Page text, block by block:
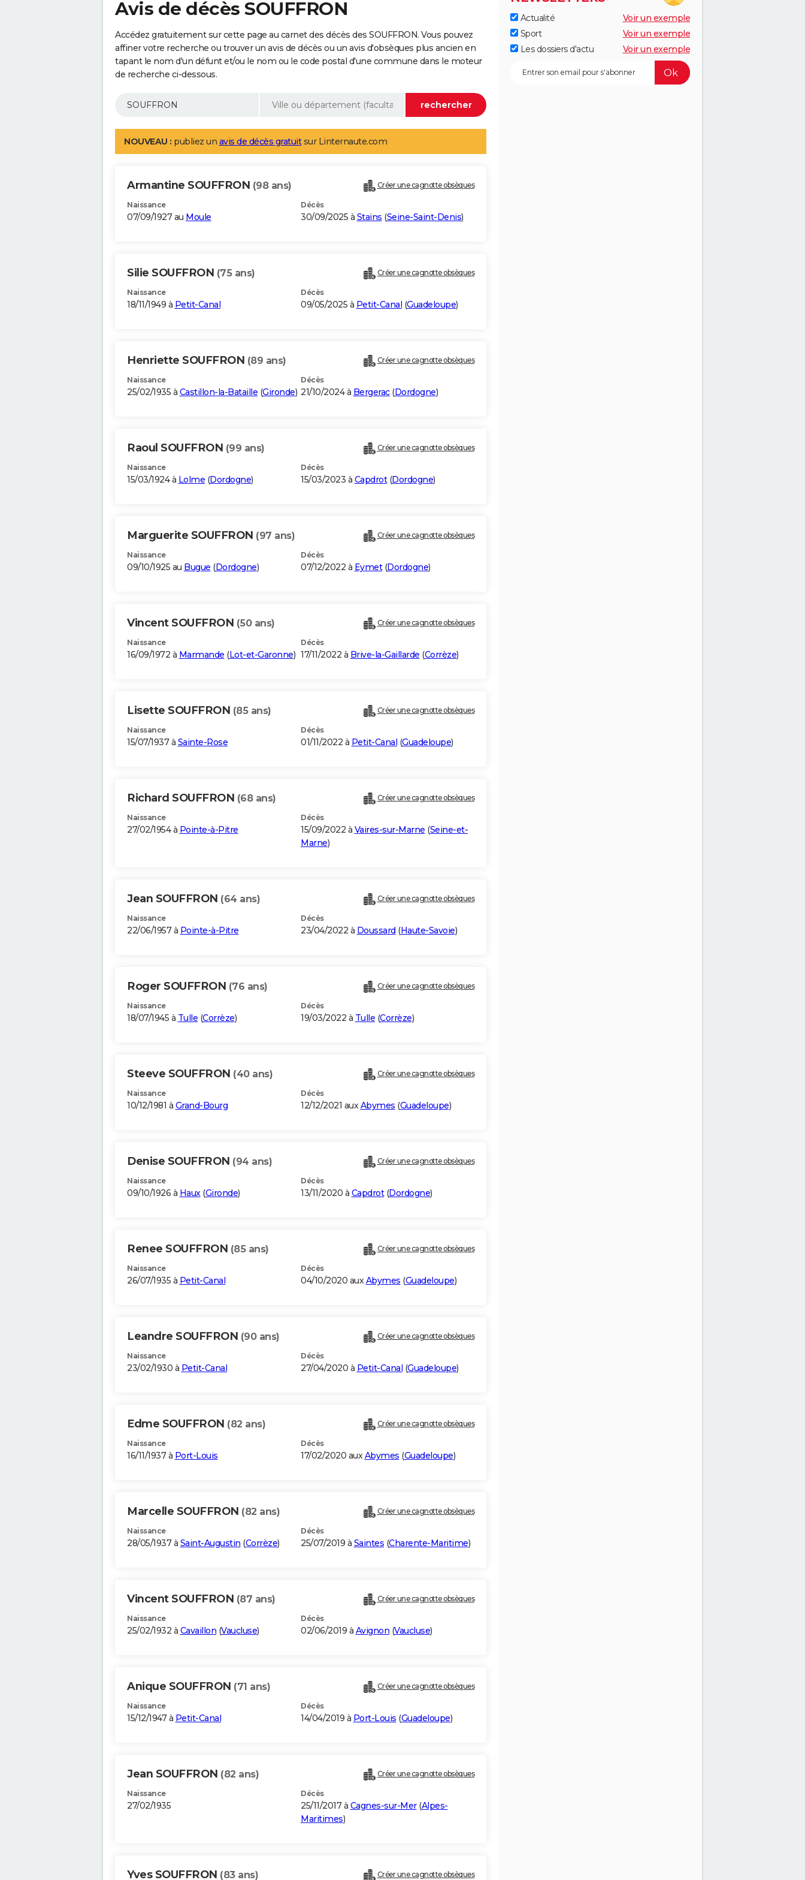
Avis de décès SOUFFRON
Accédez gratuitement sur cette page au carnet des décès des SOUFFRON. Vous pouvez
affiner votre recherche ou trouver un avis de décès ou un avis d'obsèques plus ancien en
tapant le nom d'un défunt et/ou le nom ou le code postal d'une commune dans le moteur
de recherche ci-dessous.
NOUVEAU : publiez un avis de décès gratuitsur Linternaute.com
Armantine SOUFFRON (98 ans) Créer une cagnotte obsèques
Naissance
07/09/1927 au Moule
Décès
30/09/2025 à Stains (Seine-Saint-Denis)
Silie SOUFFRON (75 ans) Créer une cagnotte obsèques
Naissance
18/11/1949 à Petit-Canal
Décès
09/05/2025 à Petit-Canal (Guadeloupe)
Henriette SOUFFRON (89 ans) Créer une cagnotte obsèques
Naissance
25/02/1935 à Castillon-la-Bataille (Gironde)
Décès
21/10/2024 à Bergerac(Dordogne)
Raoul SOUFFRON (99 ans) Créer une cagnotte obsèques
Naissance
15/03/1924 à Lolme (Dordogne)
Décès
15/03/2023 à Capdrot(Dordogne)
Marguerite SOUFFRON (97 ans) Créer une cagnotte obsèques
Naissance
09/10/1925 au Bugue (Dordogne)
Décès
07/12/2022 à Eymet(Dordogne)
Vincent SOUFFRON (50 ans) Créer une cagnotte obsèques
Naissance
16/09/1972 à Marmande (Lot-et-Garonne)
Décès
17/11/2022 à Brive-la-Gaillarde (Corrèze)
Lisette SOUFFRON (85 ans) Créer une cagnotte obsèques
Naissance
15/07/1937 à Sainte-Rose
Décès
01/11/2022 à Petit-Canal (Guadeloupe)
Richard SOUFFRON (68 ans) Créer une cagnotte obsèques
Naissance
27/02/1954 à Pointe-à-Pitre
Décès
15/09/2022 à Vaires-sur-Marne (Seine-et-
Marne)
Jean SOUFFRON (64 ans) Créer une cagnotte obsèques
Naissance
22/06/1957 à Pointe-à-Pitre
Décès
23/04/2022 à Doussard (Haute-Savoie)
Roger SOUFFRON (76 ans) Créer une cagnotte obsèques
Naissance
18/07/1945 à Tulle (Corrèze)
Décès
19/03/2022 à Tulle (Corrèze)
Steeve SOUFFRON (40 ans) Créer une cagnotte obsèques
Naissance
10/12/1981 à Grand-Bourg
Décès
12/12/2021 auxAbymes (Guadeloupe)
Denise SOUFFRON (94 ans) Créer une cagnotte obsèques
Naissance
09/10/1926 à Haux(Gironde)
Décès
13/11/2020 à Capdrot(Dordogne)
Renee SOUFFRON (85 ans) Créer une cagnotte obsèques
Naissance
26/07/1935 à Petit-Canal
Décès
04/10/2020 auxAbymes (Guadeloupe)
Leandre SOUFFRON (90 ans) Créer une cagnotte obsèques
Naissance
23/02/1930 à Petit-Canal
Décès
27/04/2020 à Petit-Canal (Guadeloupe)
Edme SOUFFRON (82 ans) Créer une cagnotte obsèques
Naissance
16/11/1937 à Port-Louis
Décès
17/02/2020 auxAbymes (Guadeloupe)
Marcelle SOUFFRON (82 ans) Créer une cagnotte obsèques
Naissance
28/05/1937 à Saint-Augustin (Corrèze)
Décès
25/07/2019 à Saintes (Charente-Maritime)
Vincent SOUFFRON (87 ans) Créer une cagnotte obsèques
Naissance
25/02/1932 à Cavaillon (Vaucluse)
Décès
02/06/2019 à Avignon (Vaucluse)
Anique SOUFFRON (71 ans) Créer une cagnotte obsèques
Naissance
15/12/1947 à Petit-Canal
Décès
14/04/2019 à Port-Louis (Guadeloupe)
Jean SOUFFRON (82 ans) Créer une cagnotte obsèques
Naissance
27/02/1935
Décès
25/11/2017 à Cagnes-sur-Mer(Alpes-
Maritimes)
Yves SOUFFRON (83 ans) Créer une cagnotte obsèques
Actualité
Voir un exemple
Sport
Voir un exemple
Les dossiers d'actu
Voir un exemple